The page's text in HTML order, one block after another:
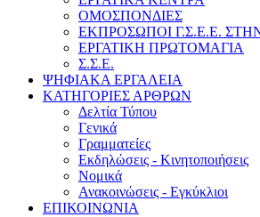
ΟΜΟΣΠΟΝΔΙΕΣ
ΕΚΠΡΟΣΩΠΟΙ Γ.Σ.Ε.Ε.
ΕΡΓΑΤΙΚΗ ΠΡΩΤΟΜΑΓΙΑ
Σ.Σ.Ε.
ΨΗΦΙΑΚΑ ΕΡΓΑΛΕΙΑ
ΚΑΤΗΓΟΡΙΕΣ ΑΡΘΡΩΝ
Δελτία Τύπου
Γενικά
Γραμματείες
Εκδηλώσεις - Κινητοποιήσεις
Νομικά
Ανακοινώσεις - Εγκύκλιοι
ΕΠΙΚΟΙΝΩΝΙΑ